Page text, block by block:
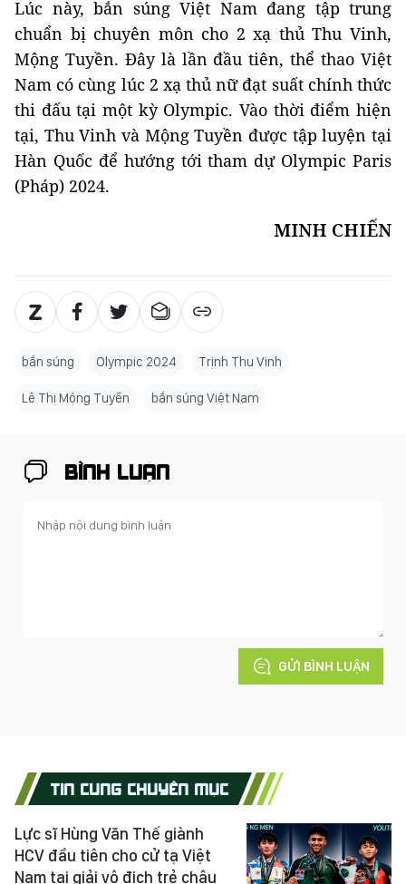
Lúc này, bắn súng Việt Nam đang tập trung
chuẩn bị chuyên môn cho 2 xạ thủ Thu Vinh,
Mộng Tuyền. Đây là lần đầu tiên, thể thao Việt
Nam có cùng lúc 2 xạ thủ nữ đạt suất chính thức
thi đấu tại một kỳ Olympic. Vào thời điểm hiện
tại, Thu Vinh và Mộng Tuyền được tập luyện tại
Hàn Quốc để hướng tới tham dự Olympic Paris
(Pháp) 2024.
MINH CHIẾN
bắn súng Olympic 2024 Trịnh Thu Vinh
Lê Thị Mộng Tuyền bắn súng Việt Nam
BÌNH LUẬN
GỬI BÌNH LUẬN
TIN CÙNG CHUYÊN MỤC
Lực sĩ Hùng Văn Thế giành
HCV đầu tiên cho cử tạ Việt
Nam tại giải vô địch trẻ châu